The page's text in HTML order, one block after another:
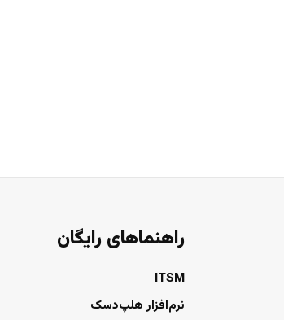
راهنماهای رایگان
ITSM
نرم‌افزار هلپ‌دسک